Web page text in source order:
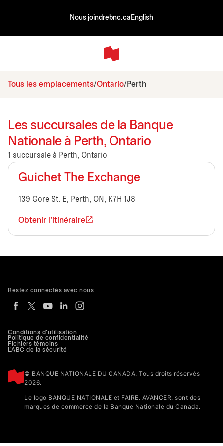
Nous joindrebnc.ca English
Tous les emplacements Ontario Perth
Les succursales de la Banque
Nationale à Perth, Ontario
1 succursale à Perth, Ontario
Guichet The Exchange
139 Gore St. E, Perth, ON, K7H 1J8
Obtenir l'itinéraire
Conditions d'utilisation
Politique de confidentialité
Fichiers témoins
L'ABC de la sécurité
© BANQUE NATIONALE DU CANADA. Tous droits réservés
2026.
Le logo BANQUE NATIONALE et FAIRE. AVANCER. sont des
marques de commerce de la Banque Nationale du Canada.
Restez connectés avec nous